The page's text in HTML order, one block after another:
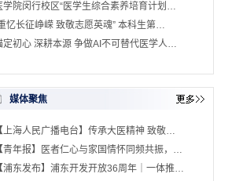
学院闵行校区“医学生综合素养培育计划…
忆长征峥嵘 致敬志愿英魂” 本科生第…
定初心 深耕本源 争做AI不可替代医学人…
媒体聚焦
上海人民广播电台】传承大医精神 致敬…
青年报】医者仁心与家国情怀同频共振，…
浦东发布】浦东开发开放36周年｜一体推…